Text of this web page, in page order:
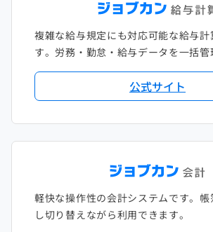
複雑な給与規定にも対応可能な給与計
す。労務・勤怠・給与データを一括管
公式サイト
軽快な操作性の会計システムです。帳
し切り替えながら利用できます。